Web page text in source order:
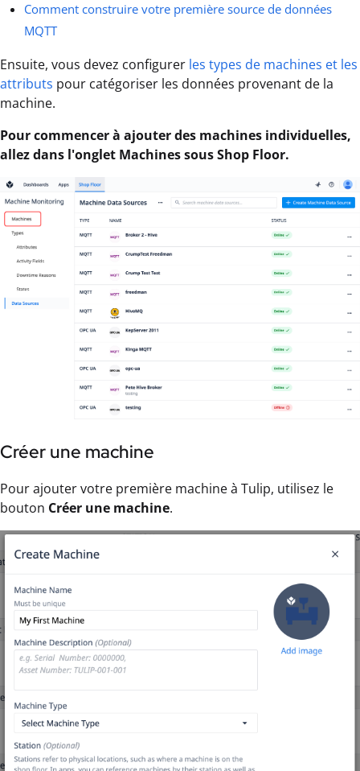
Comment construire votre première source de données
MQTT
Ensuite, vous devez configurer les types de machines et les
attributs pour catégoriser les données provenant de la
machine.
Pour commencer à ajouter des machines individuelles,
allez dans l'onglet Machines sous Shop Floor.
Créer une machine
Pour ajouter votre première machine à Tulip, utilisez le
bouton Créer une machine.